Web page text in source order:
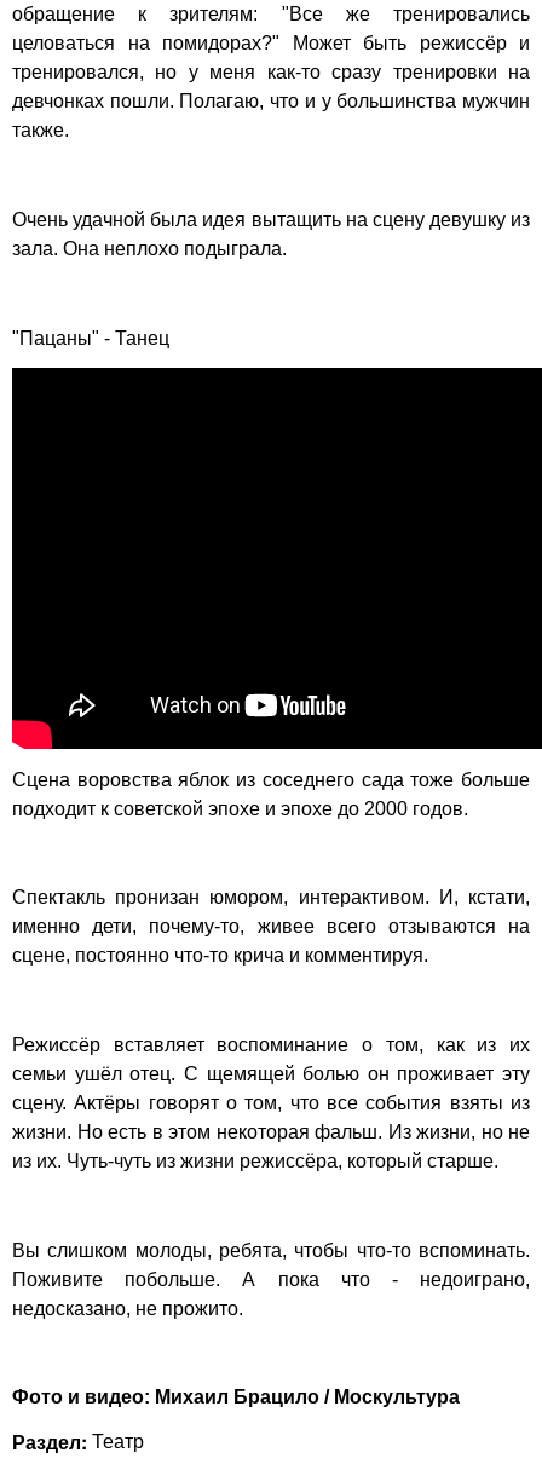
обращение к зрителям: "Все же тренировались
целоваться на помидорах?" Может быть режиссёр и
тренировался, но у меня как-то сразу тренировки на
девчонках пошли. Полагаю, что и у большинства мужчин
также.
Очень удачной была идея вытащить на сцену девушку из
зала. Она неплохо подыграла.
"Пацаны" - Танец
Сцена воровства яблок из соседнего сада тоже больше
подходит к советской эпохе и эпохе до 2000 годов.
Спектакль пронизан юмором, интерактивом. И, кстати,
именно дети, почему-то, живее всего отзываются на
сцене, постоянно что-то крича и комментируя.
Режиссёр вставляет воспоминание о том, как из их
семьи ушёл отец. С щемящей болью он проживает эту
сцену. Актёры говорят о том, что все события взяты из
жизни. Но есть в этом некоторая фальш. Из жизни, но не
из их. Чуть-чуть из жизни режиссёра, который старше.
Вы слишком молоды, ребята, чтобы что-то вспоминать.
Поживите побольше. А пока что - недоиграно,
недосказано, не прожито.
Фото и видео: Михаил Брацило / Москультура
Раздел: Театр